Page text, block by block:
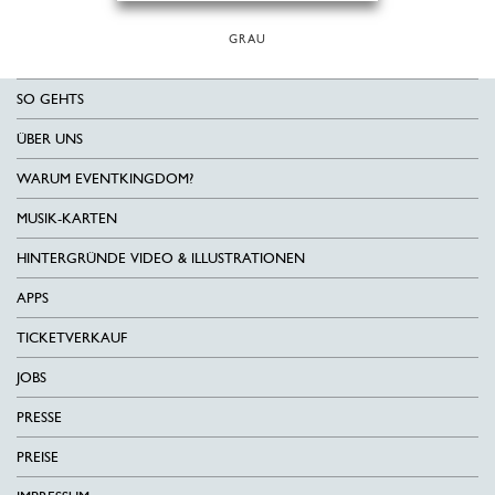
GRAU
SO GEHTS
ÜBER UNS
WARUM EVENTKINGDOM?
MUSIK-KARTEN
HINTERGRÜNDE VIDEO & ILLUSTRATIONEN
APPS
TICKETVERKAUF
JOBS
PRESSE
PREISE